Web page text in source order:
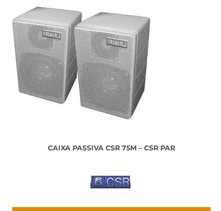
CAIXA PASSIVA CSR 75M – CSR PAR